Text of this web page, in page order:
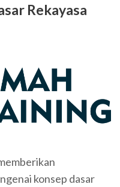
Rekayasa
konsep dasar